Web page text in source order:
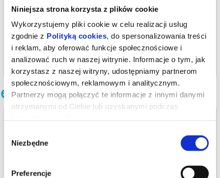
Niniejsza strona korzysta z plików cookie
Wykorzystujemy pliki cookie w celu realizacji usług
zgodnie z Polityką cookies, do spersonalizowania treści
i reklam, aby oferować funkcje społecznościowe i
analizować ruch w naszej witrynie. Informacje o tym, jak
korzystasz z naszej witryny, udostępniamy partnerom
społecznościowym, reklamowym i analitycznym.
Partnerzy mogą połączyć te informacje z innymi danymi
otrzymanymi od Ciebie lub uzyskanymi podczas
zgody
Niezbędne
Preferencje
Warszawa
od 95,00 pln
kup bilet
Inne terminy
ZAPĘTLONA
Warszawa